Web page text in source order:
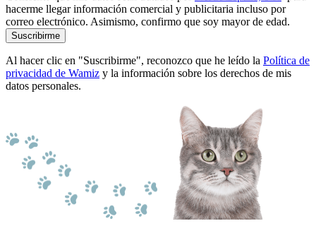
hacerme llegar información comercial y publicitaria incluso por
correo electrónico. Asimismo, confirmo que soy mayor de edad.
Suscribirme
Al hacer clic en "Suscribirme", reconozco que he leído la Política de
privacidad de Wamiz y la información sobre los derechos de mis
datos personales.